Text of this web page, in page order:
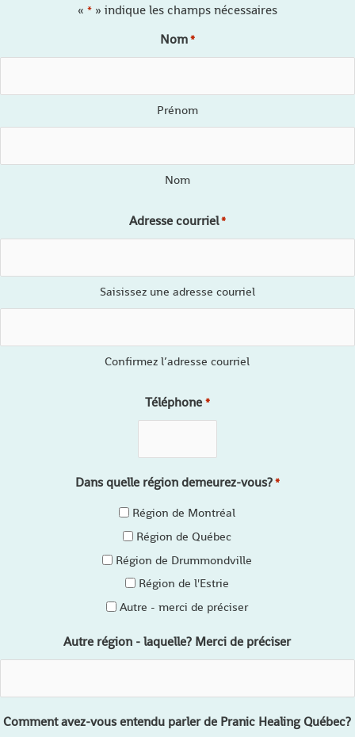
« * » indique les champs nécessaires
Nom*
Prénom
Nom
Adresse courriel*
Saisissez une adresse courriel
Confirmez l’adresse courriel
Téléphone *
Dans quelle région demeurez-vous?*
Région de Montréal
Région de Québec
Région de Drummondville
Région de l'Estrie
Autre - merci de préciser
Autre région - laquelle? Merci de préciser
Comment avez-vous entendu parler de Pranic Healing Québec?